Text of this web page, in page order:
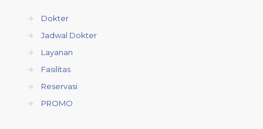
→
Dokter
→
Jadwal Dokter
→
Layanan
→
Fasilitas
→
Reservasi
→
PROMO